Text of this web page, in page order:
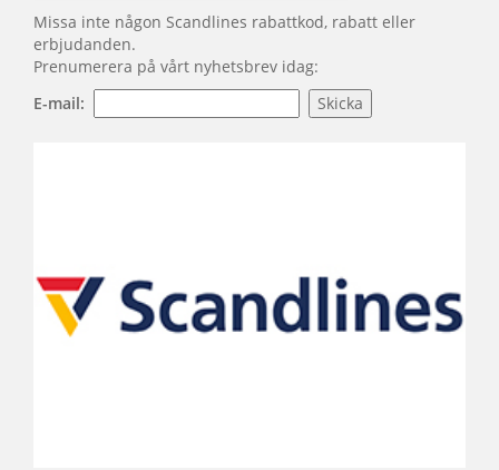
Missa inte någon Scandlines rabattkod, rabatt eller
erbjudanden.
Prenumerera på vårt nyhetsbrev idag:
E-mail: